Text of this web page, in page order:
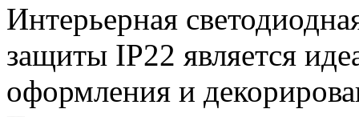
Интерьерная
защиты IP22 является
оформления и